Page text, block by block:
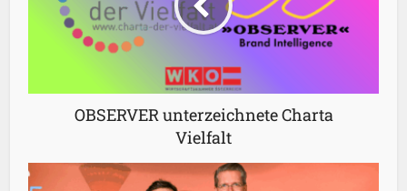
OBSERVER unterzeichnete Charta
Vielfalt